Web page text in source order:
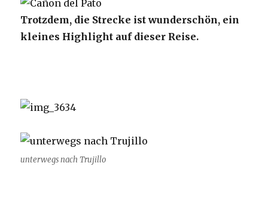
Trotzdem, die Strecke ist wunderschön, ein
kleines Highlight auf dieser Reise.
unterwegs nach Trujillo